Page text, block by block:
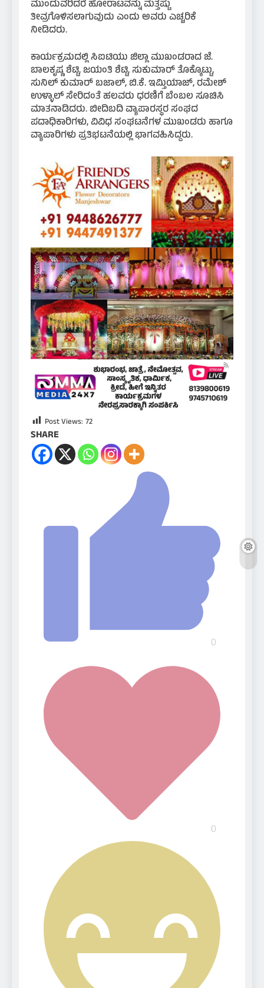
ಮುಂದುವರಿದರೆ ಹೋರಾಟವನ್ನು ಮತ್ತಷ್ಟು
ತೀವ್ರಗೊಳಿಸಲಾಗುವುದು ಎಂದು ಅವರು ಎಚ್ಚರಿಕೆ
ನೀಡಿದರು.
ಕಾರ್ಯಕ್ರಮದಲ್ಲಿ ಸಿಐಟಿಯು ಜಿಲ್ಲಾ ಮುಖಂಡರಾದ ಜೆ.
ಬಾಲಕೃಷ್ಣ ಶೆಟ್ಟಿ, ಜಯಂತಿ ಶೆಟ್ಟಿ, ಸುಕುಮಾರ್ ತೊಕ್ಕೊಟ್ಟು,
ಸುನಿಲ್ ಕುಮಾರ್ ಬಜಾಲ್, ಬಿ.ಕೆ. ಇಮ್ತಿಯಾಜ್, ರಮೇಶ್
ಉಳ್ಳಾಲ್ ಸೇರಿದಂತೆ ಹಲವರು ಧರಣಿಗೆ ಬೆಂಬಲ ಸೂಚಿಸಿ
ಮಾತನಾಡಿದರು. ಬೀದಿಬದಿ ವ್ಯಾಪಾರಸ್ಥರ ಸಂಘದ
ಪದಾಧಿಕಾರಿಗಳು, ವಿವಿಧ ಸಂಘಟನೆಗಳ ಮುಖಂಡರು ಹಾಗೂ
ವ್ಯಾಪಾರಿಗಳು ಪ್ರತಿಭಟನೆಯಲ್ಲಿ ಭಾಗವಹಿಸಿದ್ದರು.
Post Views: 72
SHARE